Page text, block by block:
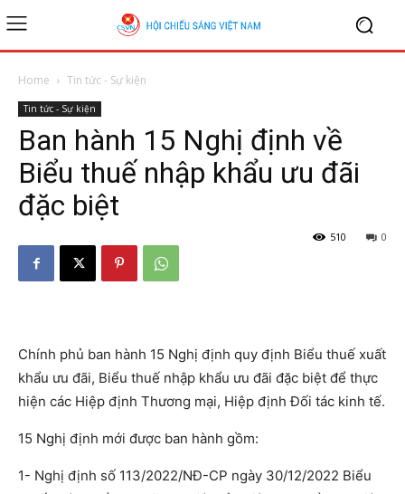
Home Tin tức - Sự kiện
Tin tức - Sự kiện
Ban hành 15 Nghị định về
Biểu thuế nhập khẩu ưu đãi
đặc biệt
0
510
Chính phủ ban hành 15 Nghị định quy định Biểu thuế xuất
khẩu ưu đãi, Biểu thuế nhập khẩu ưu đãi đặc biệt để thực
hiện các Hiệp định Thương mại, Hiệp định Đối tác kinh tế.
15 Nghị định mới được ban hành gồm:
1- Nghị định số 113/2022/NĐ-CP ngày 30/12/2022 Biểu